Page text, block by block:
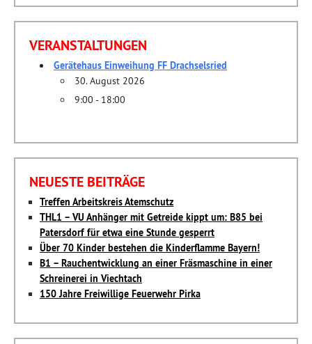
VERANSTALTUNGEN
Gerätehaus Einweihung FF Drachselsried
30. August 2026
9:00 - 18:00
NEUESTE BEITRÄGE
Treffen Arbeitskreis Atemschutz
THL1 – VU Anhänger mit Getreide kippt um: B85 bei
Patersdorf für etwa eine Stunde gesperrt
Über 70 Kinder bestehen die Kinderflamme Bayern!
B1 – Rauchentwicklung an einer Fräsmaschine in einer
Schreinerei in Viechtach
150 Jahre Freiwillige Feuerwehr Pirka